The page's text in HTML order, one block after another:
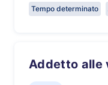
Tempo determinato
Addetto